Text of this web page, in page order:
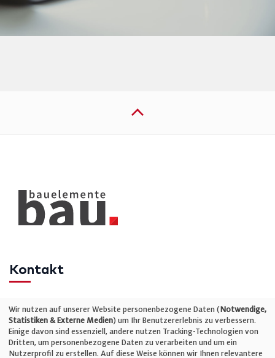
Kontakt
Telefon: +49 (0)711 2585563-0
E-Mail:info@bauelemente-bau.eu
Wir nutzen auf unserer Website personenbezogene Daten (Notwendige,
Statistiken & Externe Medien) um Ihr Benutzererlebnis zu verbessern.
Einige davon sind essenziell, andere nutzen Tracking-Technologien von
Dritten, um personenbezogene Daten zu verarbeiten und um ein
Nutzerprofil zu erstellen. Auf diese Weise können wir Ihnen relevantere